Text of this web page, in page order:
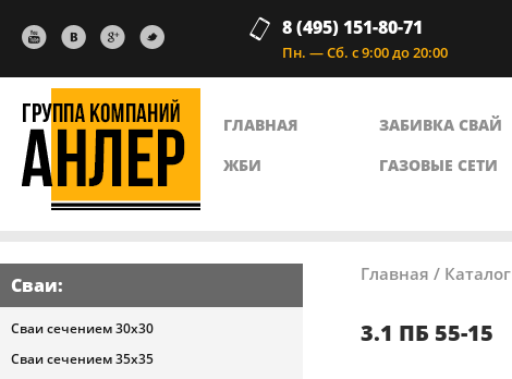
8 (495) 151-80-71
Пн. — Сб. с 9:00 до 20:00
ГЛАВНАЯ
ЖБИ
ЗАБИВКА СВАЙ
ГАЗОВЫЕ СЕТИ
Сваи:
Сваи сечением 30х30
Сваи сечением 35х35
Главная / Каталог
3.1 ПБ 55-15